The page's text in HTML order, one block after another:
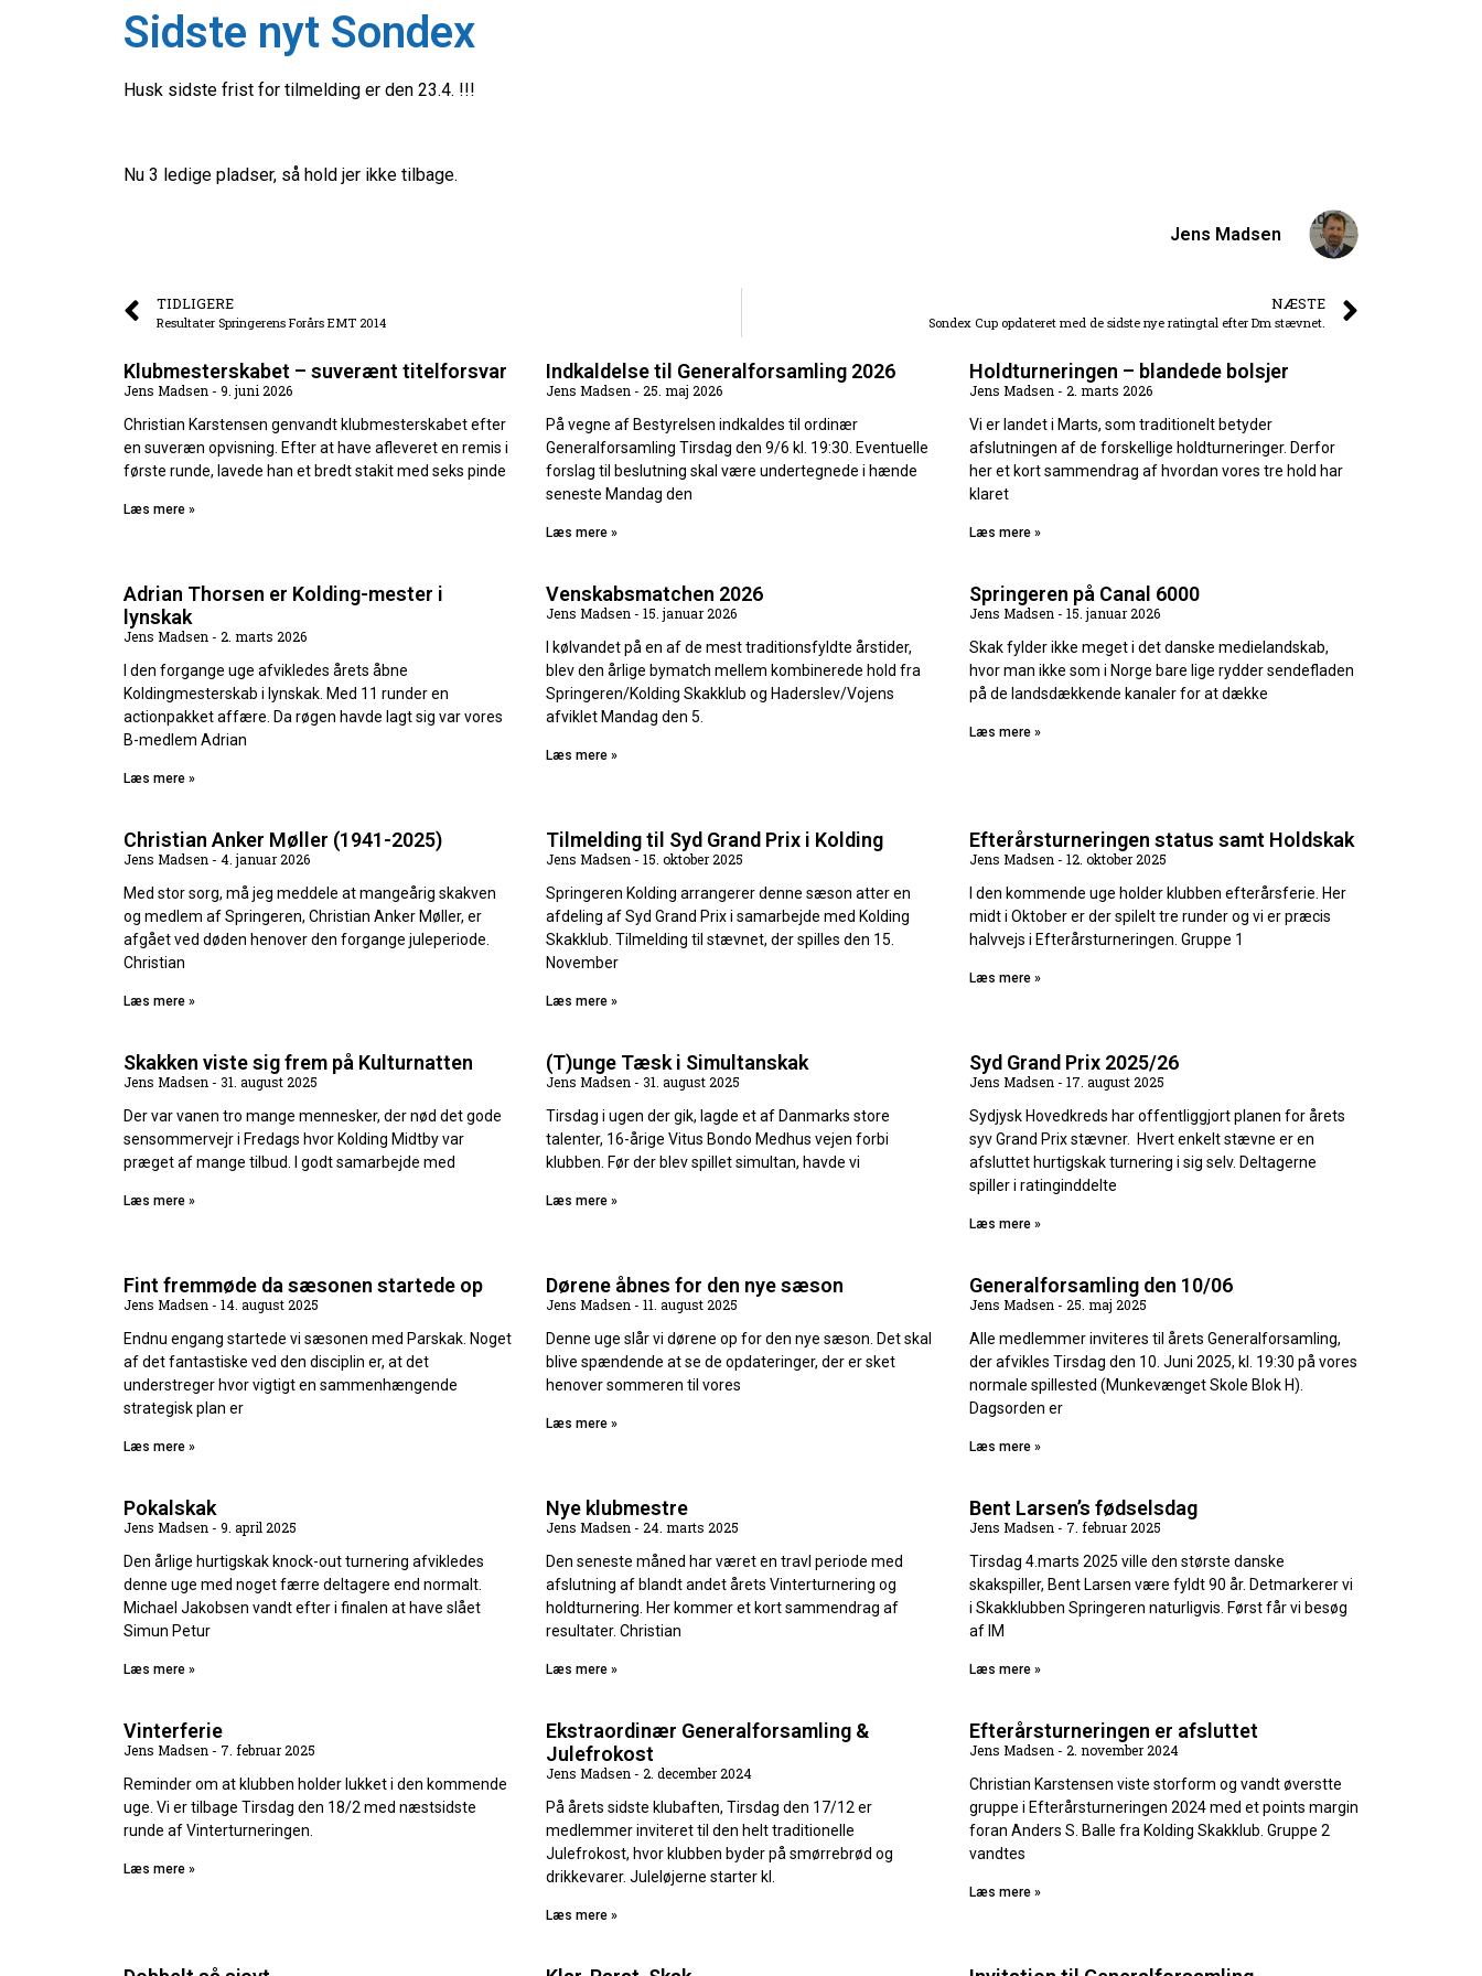
Sidste nyt Sondex
Husk sidste frist for tilmelding er den 23.4. !!!
Nu 3 ledige pladser, så hold jer ikke tilbage.
Jens Madsen
TIDLIGERE
Resultater Springerens Forårs EMT 2014
NÆSTE
Sondex Cup opdateret med de sidste nye ratingtal efter Dm stævnet.
Klubmesterskabet – suverænt titelforsvar
Jens Madsen
9. juni 2026
Christian Karstensen genvandt klubmesterskabet efter
en suveræn opvisning. Efter at have afleveret en remis i
første runde, lavede han et bredt stakit med seks pinde
Læs mere »
Indkaldelse til Generalforsamling 2026
Jens Madsen
25. maj 2026
På vegne af Bestyrelsen indkaldes til ordinær
Generalforsamling Tirsdag den 9/6 kl. 19:30. Eventuelle
forslag til beslutning skal være undertegnede i hænde
seneste Mandag den
Læs mere »
Holdturneringen – blandede bolsjer
Jens Madsen
2. marts 2026
Vi er landet i Marts, som traditionelt betyder
afslutningen af de forskellige holdturneringer. Derfor
her et kort sammendrag af hvordan vores tre hold har
klaret
Læs mere »
Adrian Thorsen er Kolding-mester i
lynskak
Jens Madsen
2. marts 2026
I den forgange uge afvikledes årets åbne
Koldingmesterskab i lynskak. Med 11 runder en
actionpakket affære. Da røgen havde lagt sig var vores
B-medlem Adrian
Læs mere »
Venskabsmatchen 2026
Jens Madsen
15. januar 2026
I kølvandet på en af de mest traditionsfyldte årstider,
blev den årlige bymatch mellem kombinerede hold fra
Springeren/Kolding Skakklub og Haderslev/Vojens
afviklet Mandag den 5.
Læs mere »
Springeren på Canal 6000
Jens Madsen
15. januar 2026
Skak fylder ikke meget i det danske medielandskab,
hvor man ikke som i Norge bare lige rydder sendefladen
på de landsdækkende kanaler for at dække
Læs mere »
Christian Anker Møller (1941-2025)
Jens Madsen
4. januar 2026
Med stor sorg, må jeg meddele at mangeårig skakven
og medlem af Springeren, Christian Anker Møller, er
afgået ved døden henover den forgange juleperiode.
Christian
Læs mere »
Tilmelding til Syd Grand Prix i Kolding
Jens Madsen
15. oktober 2025
Springeren Kolding arrangerer denne sæson atter en
afdeling af Syd Grand Prix i samarbejde med Kolding
Skakklub. Tilmelding til stævnet, der spilles den 15.
November
Læs mere »
Efterårsturneringen status samt Holdskak
Jens Madsen
12. oktober 2025
I den kommende uge holder klubben efterårsferie. Her
midt i Oktober er der spilelt tre runder og vi er præcis
halvvejs i Efterårsturneringen. Gruppe 1
Læs mere »
Skakken viste sig frem på Kulturnatten
Jens Madsen
31. august 2025
Der var vanen tro mange mennesker, der nød det gode
sensommervejr i Fredags hvor Kolding Midtby var
præget af mange tilbud. I godt samarbejde med
Læs mere »
(T)unge Tæsk i Simultanskak
Jens Madsen
31. august 2025
Tirsdag i ugen der gik, lagde et af Danmarks store
talenter, 16-årige Vitus Bondo Medhus vejen forbi
klubben. Før der blev spillet simultan, havde vi
Læs mere »
Syd Grand Prix 2025/26
Jens Madsen
17. august 2025
Sydjysk Hovedkreds har offentliggjort planen for årets
syv Grand Prix stævner. Hvert enkelt stævne er en
afsluttet hurtigskak turnering i sig selv. Deltagerne
spiller i ratinginddelte
Læs mere »
Fint fremmøde da sæsonen startede op
Jens Madsen
14. august 2025
Endnu engang startede vi sæsonen med Parskak. Noget
af det fantastiske ved den disciplin er, at det
understreger hvor vigtigt en sammenhængende
strategisk plan er
Læs mere »
Dørene åbnes for den nye sæson
Jens Madsen
11. august 2025
Denne uge slår vi dørene op for den nye sæson. Det skal
blive spændende at se de opdateringer, der er sket
henover sommeren til vores
Læs mere »
Generalforsamling den 10/06
Jens Madsen
25. maj 2025
Alle medlemmer inviteres til årets Generalforsamling,
der afvikles Tirsdag den 10. Juni 2025, kl. 19:30 på vores
normale spillested (Munkevænget Skole Blok H).
Dagsorden er
Læs mere »
Pokalskak
Jens Madsen
9. april 2025
Den årlige hurtigskak knock-out turnering afvikledes
denne uge med noget færre deltagere end normalt.
Michael Jakobsen vandt efter i finalen at have slået
Simun Petur
Læs mere »
Nye klubmestre
Jens Madsen
24. marts 2025
Den seneste måned har været en travl periode med
afslutning af blandt andet årets Vinterturnering og
holdturnering. Her kommer et kort sammendrag af
resultater. Christian
Læs mere »
Bent Larsen’s fødselsdag
Jens Madsen
7. februar 2025
Tirsdag 4.marts 2025 ville den største danske
skakspiller, Bent Larsen være fyldt 90 år. Detmarkerer vi
i Skakklubben Springeren naturligvis. Først får vi besøg
af IM
Læs mere »
Vinterferie
Jens Madsen
7. februar 2025
Reminder om at klubben holder lukket i den kommende
uge. Vi er tilbage Tirsdag den 18/2 med næstsidste
runde af Vinterturneringen.
Læs mere »
Ekstraordinær Generalforsamling &
Julefrokost
Jens Madsen
2. december 2024
På årets sidste klubaften, Tirsdag den 17/12 er
medlemmer inviteret til den helt traditionelle
Julefrokost, hvor klubben byder på smørrebrød og
drikkevarer. Juleløjerne starter kl.
Læs mere »
Efterårsturneringen er afsluttet
Jens Madsen
2. november 2024
Christian Karstensen viste storform og vandt øverstte
gruppe i Efterårsturneringen 2024 med et points margin
foran Anders S. Balle fra Kolding Skakklub. Gruppe 2
vandtes
Læs mere »